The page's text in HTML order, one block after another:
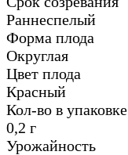
Раннеспелый
Форма плода
Округлая
Цвет плода
Красный
Кол-во в упаковке
0,2 г
Урожайность